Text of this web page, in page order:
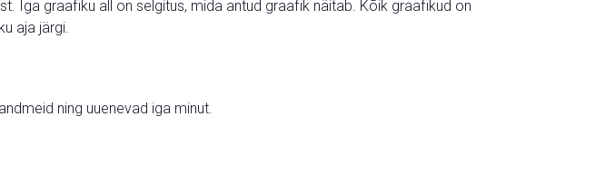
Iga graafiku all on selgitus, mida antud graafik näitab. Kõik graafikud on
aja järgi.
ning uuenevad iga minut.